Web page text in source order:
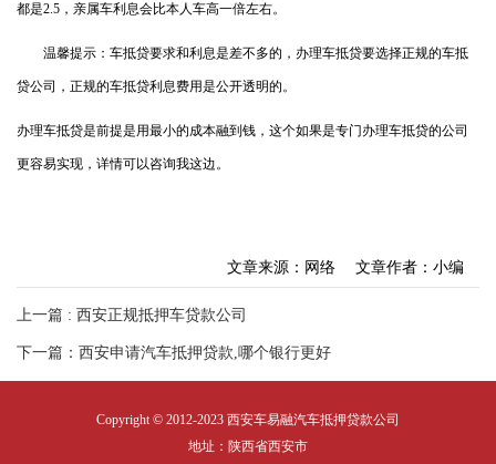
都是2.5，亲属车利息会比本人车高一倍左右。
温馨提示：车抵贷要求和利息是差不多的，办理车抵贷要选择正规的车抵
贷公司，正规的车抵贷利息费用是公开透明的。
办理车抵贷是前提是用最小的成本融到钱，这个如果是专门办理车抵贷的公司
更容易实现，详情可以咨询我这边。
文章来源：网络 文章作者：小编
上一篇 : 西安正规抵押车贷款公司
下一篇：西安申请汽车抵押贷款,哪个银行更好
Copyright © 2012-2023 西安车易融汽车抵押贷款公司
地址：陕西省西安市